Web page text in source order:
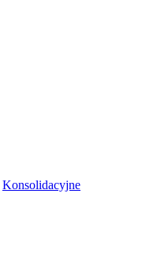
Konsolidacyjne